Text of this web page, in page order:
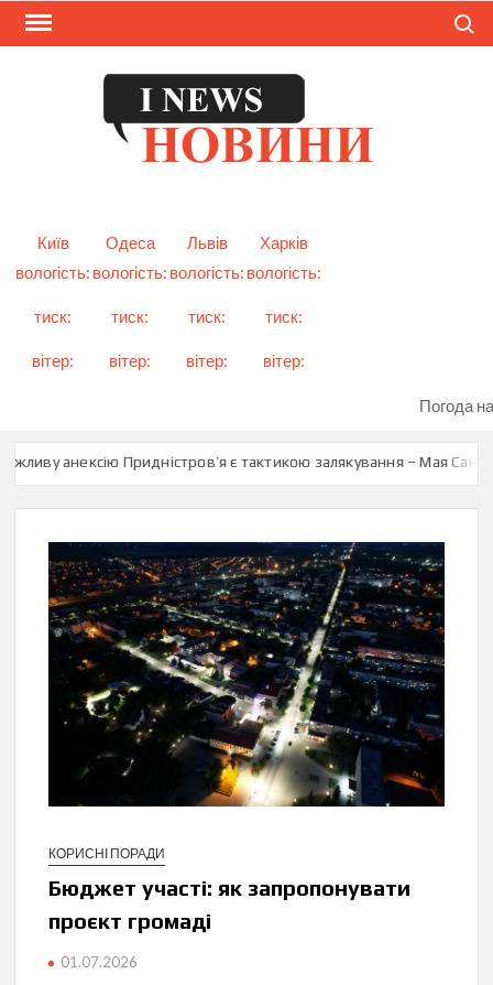
Skip
Київ
Одеса Львів
Харків
вологість:
тиск:
вітер:
вологість:
тиск:
вітер:
вологість:
тиск:
вітер:
вологість:
тиск:
вітер:
Погода
анексію Придністров’я є тактикою залякування – Мая Санду
КОРИСНІ ПОРАДИ
Бюджет участі: як запропонувати
проєкт громаді
01.07.2026